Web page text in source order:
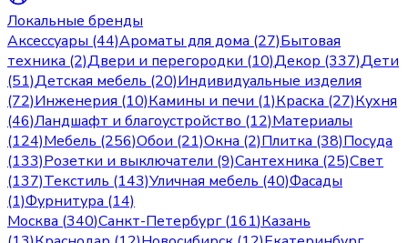
Локальные бренды
Аксессуары (44)Ароматы для дома (27)Бытовая
техника (2)Двери и перегородки (10)Декор (337)Дети
(51)Детская мебель (20)Индивидуальные изделия
(72)Инженерия (10)Камины и печи (1)Краска (27)Кухня
(46)Ландшафт и благоустройство (12)Материалы
(124)Мебель (256)Обои (21)Окна (2)Плитка (38)Посуда
(133)Розетки и выключатели (9)Сантехника (25)Свет
(137)Текстиль (143)Уличная мебель (40)Фасады
(1)Фурнитура (14)
Москва (340)Санкт-Петербург(161)Казань